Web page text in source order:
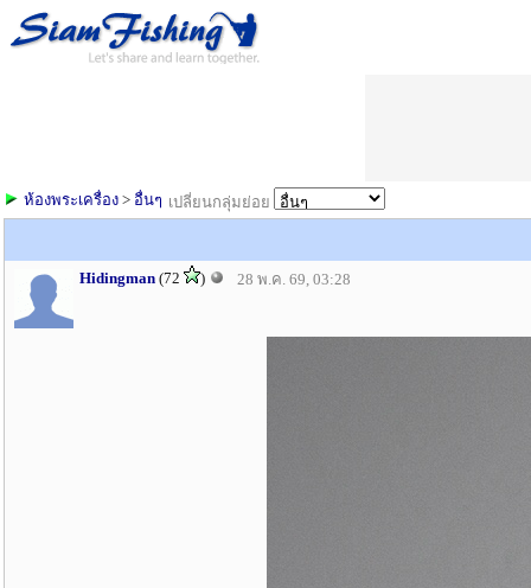
เปลี่ยนกลุ่มย่อย
ห้องพระเครื่อง > อื่นๆ
Hidingman (72 ) 28 พ.ค. 69, 03:28